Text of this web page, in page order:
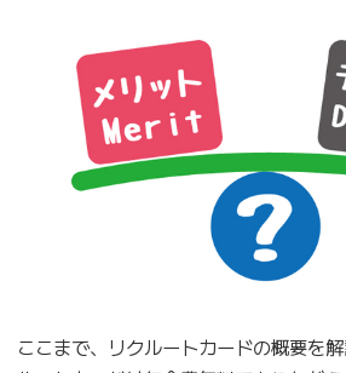
ここまで、リクルートカードの概要を